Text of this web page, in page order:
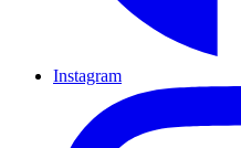
Instagram